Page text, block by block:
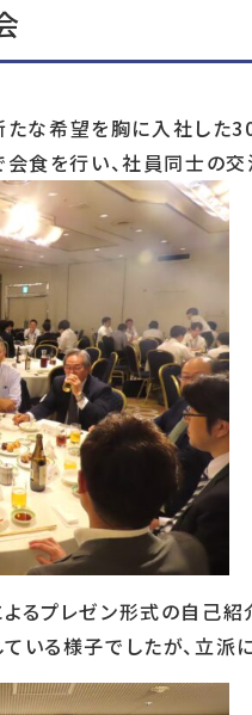
たな希望を胸に入社した
食を行い、社員同士の交
るプレゼン形式の自己紹
いる様子でしたが、立派